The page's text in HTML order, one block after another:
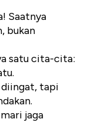
Saatnya
bukan
satu cita-cita:
diingat, tapi
jaga